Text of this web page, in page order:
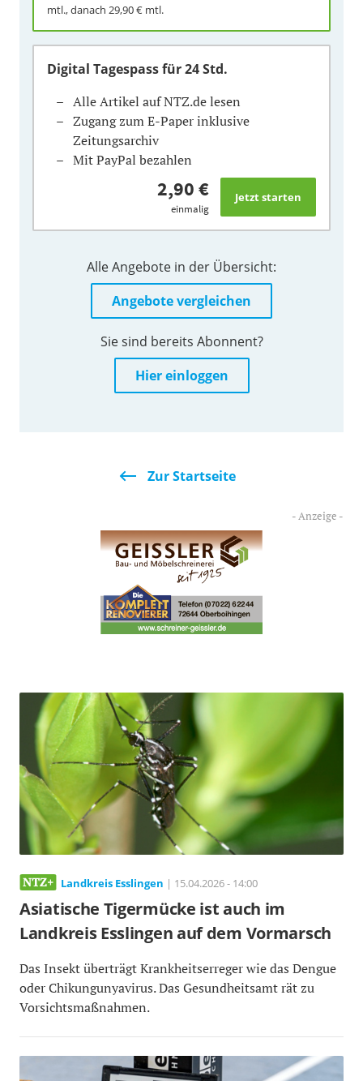
mtl., danach 29,90 € mtl.
Digital Tagespassfür 24 Std.
Alle Artikel auf NTZ.de lesen
Zugang zum E-Paper inklusive
Zeitungsarchiv
Mit PayPal bezahlen
2,90 €
einmalig
Alle Angebote in der Übersicht:
Angebote vergleichen
Sie sind bereits Abonnent?
Hier einloggen
Zur Startseite
Landkreis Esslingen | 15.04.2026 - 14:00
Asiatische Tigermücke ist auch im
Landkreis Esslingen auf dem Vormarsch
Das Insekt überträgt Krankheitserreger wie das Dengue
oder Chikungunyavirus. Das Gesundheitsamt rät zu
Vorsichtsmaßnahmen.